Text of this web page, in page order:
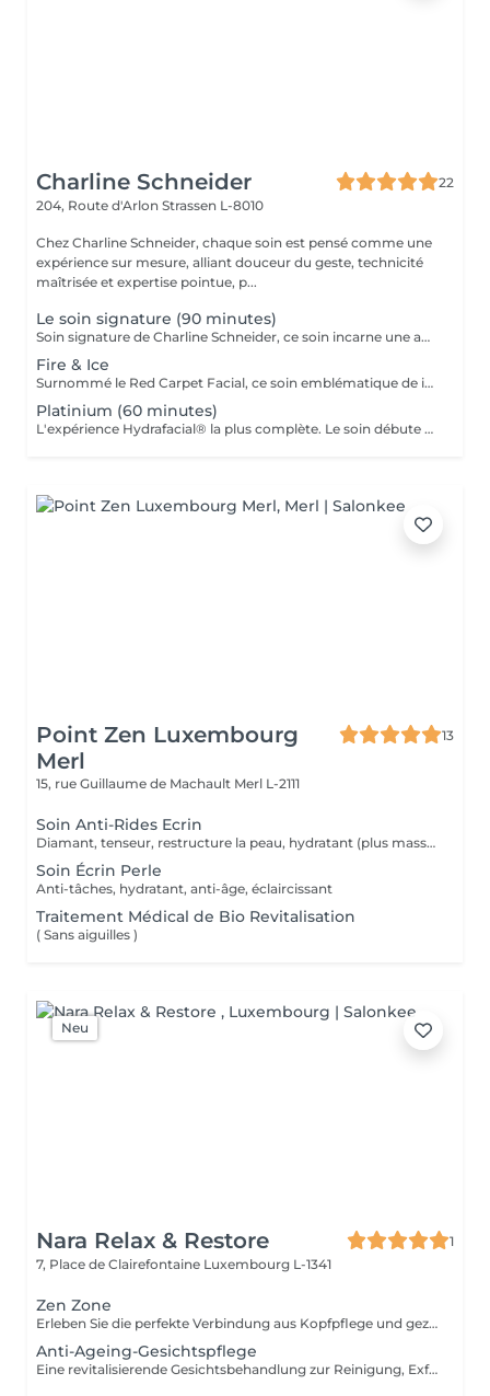
Charline Schneider
22
204, Route d'Arlon Strassen L-8010
Chez Charline Schneider, chaque soin est pensé comme une
expérience sur mesure, alliant douceur du geste, technicité
maîtrisée et expertise pointue, p...
Le soin signature (90 minutes)
Soin signature de Charline Schneider, ce soin incarne une approche experte du soin du visage où techniques facialistes et soins haute performance se rencontrent. Chaque séance est entièrement personnalisée afin de répondre aux besoins spécifiques de la peau du moment. Après une analyse approfondie, la peau est soigneusement préparée grâce à un nettoyage en profondeur, une exfoliation ciblée et l'application de soins adaptés. Charline combine ensuite son massage facialiste signature aux soins avancés de iS Clinical afin de travailler simultanément la qualité de la peau et la structure du visage. Sa gestuelle experte stimule la circulation, active le drainage lymphatique et libère les tensions du visage, du cou et du décolleté, favorisant ainsi une meilleure oxygénation des tissus et une absorption optimale des actifs. La peau retrouve équilibre, éclat et vitalité. Les traits paraissent naturellement plus liftés, le teint plus lumineux et la peau profondément revitalisée. Une expérience signature pensée pour révéler toute la beauté et la santé de la peau. Information importante: Merci d'informer votre facialiste de toute allergie, sensibilité cutanée ou information médicale avant votre rdv. Charline Schneider's signature treatment embodies an expert approach to skincare, where advanced facial massage techniques meet high-performance treatments. Each session is fully personalised to address the skin's needs at that moment. Following an in-depth skin analysis, the skin is carefully prepared with a deep cleanse, targeted exfoliation and the application of customised treatments. Charline then combines her signature facial massage with advanced treatments from iS Clinical to work simultaneously on skin quality and facial structure. Her expert techniques stimulate circulation, activate lymphatic drainage and release tension in the face, neck and décolleté, promoting better tissue oxygenation and optimal absorption of active ingredients. The skin regains balance, radiance and vitality. Facial contours appear naturally lifted, the complexion brighter and the skin deeply revitalised. A signature experience designed to reveal the skin's natural beauty and long-term health. Important information Please inform your facialist of any allergies, skin sensitivities or relevant medical conditions prior to your appointment.
Fire & Ice
Surnommé le Red Carpet Facial, ce soin emblématique de iS Clinical est reconnu pour offrir un éclat spectaculaire à la peau. Le soin débute par un nettoyage approfondi afin de préparer la peau et d'optimiser l'efficacité des actifs. Il se poursuit par un masque resurfacing intensif qui stimule le renouvellement cellulaire et aide à affiner la texture de la peau. Cette phase active est suivie d'un masque régénérant et rafraîchissant qui apaise, hydrate et revitalise la peau. Cette alternance unique de sensations chauffantes et rafraîchissantes permet d'améliorer visiblement la texture de la peau, de raviver l'éclat du teint et de réduire l'apparence des imperfections et des ridules. La peau apparaît immédiatement plus lisse, lumineuse et revitalisée, avec peu ou pas de temps de récupération. Un soin idéal pour retrouver un teint éclatant et une peau fraîche, notamment avant un événement.
Platinium (60 minutes)
L'expérience Hydrafacial® la plus complète. Le soin débute par un drainage lymphatique du visage, afin de libérer les toxines et activer la circulation, suivi d'un Hydrafacial® Deluxe et d'une séance de LED régénérante. Idéal pour : relancer l'éclat et la vitalité cutanée les peaux fatiguées, stressées ou congestionnées une action globale et profonde Résultat : teint lumineux, peau revitalisée, traits reposés. Ce soin n'est pas adapté aux femmes enceintes ou allaitantes, ainsi qu'aux personnes allergiques aux algues ou à l'aspirine.
Point Zen Luxembourg
Merl
13
15, rue Guillaume de Machault Merl L-2111
Soin Anti-Rides Ecrin
Diamant, tenseur, restructure la peau, hydratant (plus massage des pieds)
Soin Écrin Perle
Anti-tâches, hydratant, anti-âge, éclaircissant
Traitement Médical de Bio Revitalisation
( Sans aiguilles )
Neu
Nara Relax & Restore
1
7, Place de Clairefontaine Luxembourg L-1341
Zen Zone
Erleben Sie die perfekte Verbindung aus Kopfpflege und gezielter Entspannung des Oberkörpers. Dieses Wohlfühlritual kombiniert ein 60-minütiges Head Spa mit einer 30-minütigen Office-Syndrom Rücken- & Schultermassage, um Verspannungen zu lösen, den Geist zur Ruhe kommen zu lassen und ein tiefes Gefühl der Entspannung zu fördern. Enthalten sind: Head Spa 60 Min. Office-Syndrom Rücken- & Schultermassage 30 Min.
Anti-Ageing-Gesichtspflege
Eine revitalisierende Gesichtsbehandlung zur Reinigung, Exfoliation und Pflege der Haut. Hochwertige Pflegeprodukte werden mit entspannenden Gesichtsmassagetechniken kombiniert, um der Haut ein frisches, gepflegtes und strahlendes Erscheinungsbild zu verleihen.